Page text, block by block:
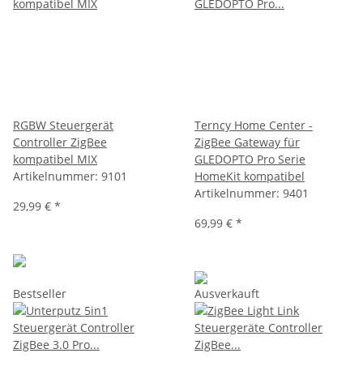
RGBW Steuergerät
Controller ZigBee
kompatibel MIX
Artikelnummer: 9101
29,99 € *
Terncy Home Center -
ZigBee Gateway für
GLEDOPTO Pro Serie
HomeKit kompatibel
Artikelnummer: 9401
69,99 € *
Bestseller Ausverkauft